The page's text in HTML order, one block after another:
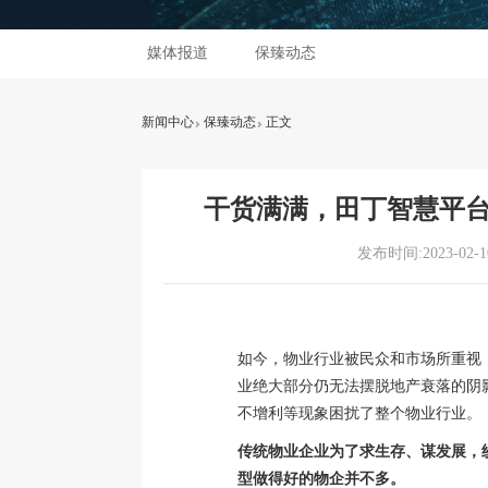
媒体报道 保臻动态
新闻中心 保臻动态 正文
干货满满，田丁智慧平
发布时间:2023-02-
如今，物业行业被民众和市场所重
业绝大部分仍无法摆脱地产衰落的
不增利等现象困扰了整个物业行业。
传统物业企业为了求生存、谋发展
型做得好的物企并不多。